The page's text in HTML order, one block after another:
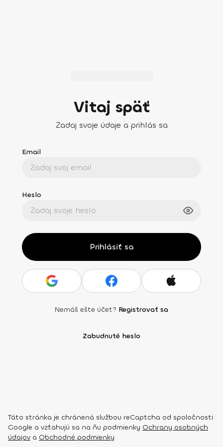
Vitaj späť
Zadaj svoje údaje a prihlás sa
Email
Heslo
Prihlásiť sa
Nemáš ešte účet? Registrovať sa
Zabudnuté heslo
Táto stránka je chránená službou reCaptcha od spoločnosti
Google a vzťahujú sa na ňu podmienky Ochrany osobných
údajov a Obchodné podmienky